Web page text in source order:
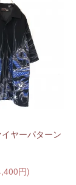
ヤーパターン
円)